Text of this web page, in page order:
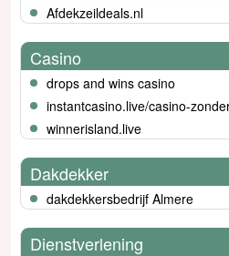
Afdekzeildeals.nl
Casino
drops and wins casino
instantcasino.live/casino-
winnerisland.live
Dakdekker
dakdekkersbedrijf Almere
Dienstverlening